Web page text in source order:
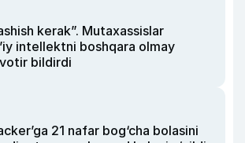
kerak”. Mutaxassislar
intellektni boshqara olmay
bildirdi
21 nafar bog‘cha bolasini